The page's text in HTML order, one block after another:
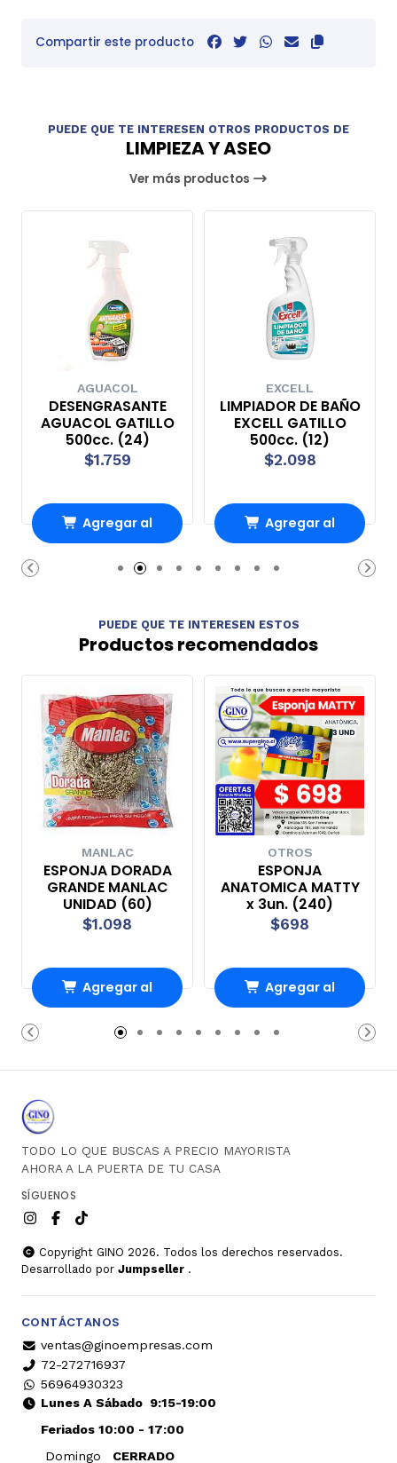
Compartir este producto
PUEDE QUE TE INTERESEN OTROS PRODUCTOS DE
LIMPIEZA Y ASEO
Ver más productos
AGUACOL
DESENGRASANTE
AGUACOL GATILLO
500cc. (24)
$1.759
Agregar al
Carro
EXCELL
LIMPIADOR DE BAÑO
EXCELL GATILLO
500cc. (12)
$2.098
Agregar al
Carro
PUEDE QUE TE INTERESEN ESTOS
Productos recomendados
MANLAC
ESPONJA DORADA
GRANDE MANLAC
UNIDAD (60)
$1.098
Agregar al
Carro
OTROS
ESPONJA
ANATOMICA MATTY
x 3un. (240)
$698
Agregar al
Carro
TODO LO QUE BUSCAS A PRECIO MAYORISTA
AHORA A LA PUERTA DE TU CASA
SÍGUENOS
Copyright GINO 2026. Todos los derechos reservados.
Desarrollado por Jumpseller .
CONTÁCTANOS
ventas@ginoempresas.com
72-272716937
56964930323
Lunes A Sábado9:15-19:00
Feriados 10:00 - 17:00
Domingo
CERRADO